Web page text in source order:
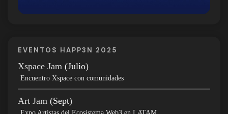
EVENTOS HAPP3N 2025
Xspace Jam (Julio)
Encuentro Xspace con comunidades
Art Jam (Sept)